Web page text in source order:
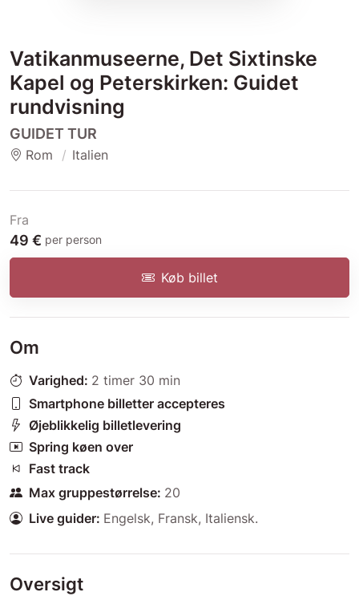
Vatikanmuseerne, Det Sixtinske
Kapel og Peterskirken: Guidet
rundvisning
GUIDET TUR
Rom Italien
Fra
49 € per person
Køb billet
Om
Varighed: 2 timer 30 min
Smartphone billetter accepteres
Øjeblikkelig billetlevering
Spring køen over
Fast track
Max gruppestørrelse: 20
Live guider: Engelsk, Fransk, Italiensk.
Oversigt